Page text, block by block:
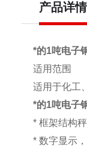
产品详情
*的1吨电子
适用范围
适用于化工
*的1吨电子
* 框架结
* 数字显